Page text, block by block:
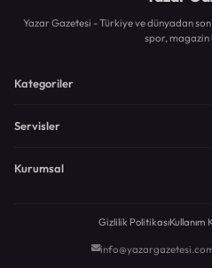
Yazar Gazetesi - Türkiye ve dünyadan
spor,
Kategoriler
Servisler
Kurumsal
Gizlilik PolitikasıKullanım